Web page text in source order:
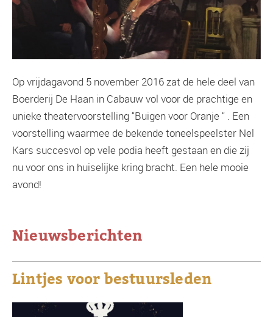
Op vrijdagavond 5 november 2016 zat de hele deel van
Boerderij De Haan in Cabauw vol voor de prachtige en
unieke theatervoorstelling “Buigen voor Oranje “ . Een
voorstelling waarmee de bekende toneelspeelster Nel
Kars succesvol op vele podia heeft gestaan en die zij
nu voor ons in huiselijke kring bracht. Een hele mooie
avond!
Nieuwsberichten
Lintjes voor bestuursleden